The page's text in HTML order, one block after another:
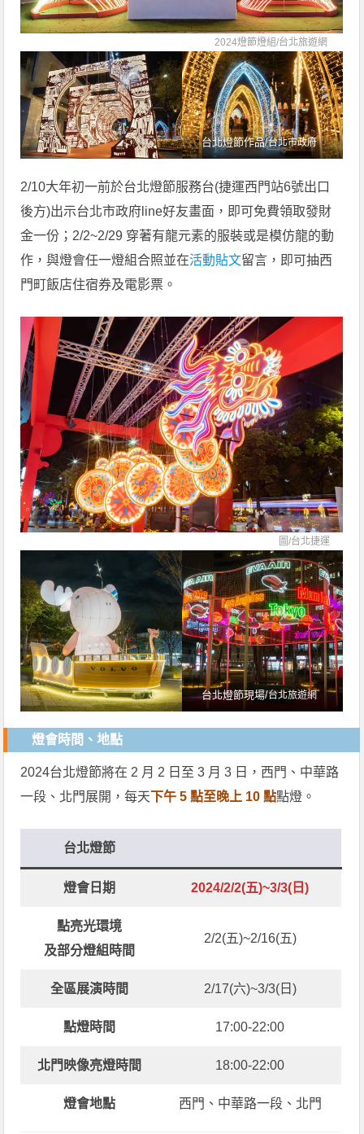
2024燈節燈組/台北旅遊網
台北燈節作品/台北市政府
2/10大年初一前於台北燈節服務台(捷運西門站6號出口
後方)出示台北市政府line好友畫面，即可免費領取發財
金一份；2/2~2/29 穿著有龍元素的服裝或是模仿龍的動
作，與燈會任一燈組合照並在活動貼文留言，即可抽西
門町飯店住宿券及電影票。
圖/台北捷運
台北燈節現場/台北旅遊網
燈會時間、地點
2024台北燈節將在 2 月 2 日至 3 月 3 日，西門、中華路
一段、北門展開，每天下午 5 點至晚上 10 點點燈。
台北燈節
燈會日期 2024/2/2(五)~3/3(日)
點亮光環境
及部分燈組時間
2/2(五)~2/16(五)
全區展演時間 2/17(六)~3/3(日)
點燈時間 17:00-22:00
北門映像亮燈時間 18:00-22:00
燈會地點 西門、中華路一段、北門